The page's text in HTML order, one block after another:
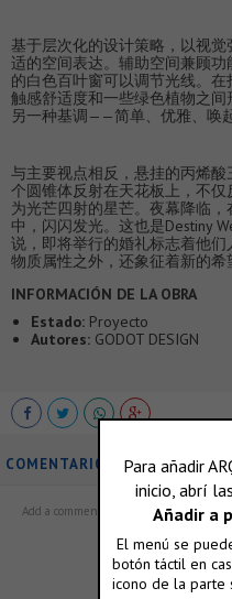
基于层次化的设计策略，以视
适的空间表达。辅助空间兼顾
的白色百叶窗可以调节光线。
触感舒适度和一些绿色植物之
另一种基调——简单、优雅、唤
与主要视点相反，悬挂的丙烯
个圆锥体反射在天花板上，不
为光芒四射的星芒。夜幕降临
中，闪闪发光。这也是Destiny
说，即将举行的婚礼标志着他
物质属性之外，还象征着新的希
INFORMACIÓN DE LA OBRA
Estado: Proyecto
Autores: GODOT DESIGN
COMENTARIOS
ó